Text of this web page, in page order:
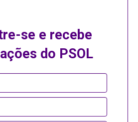
se e recebe
do PSOL